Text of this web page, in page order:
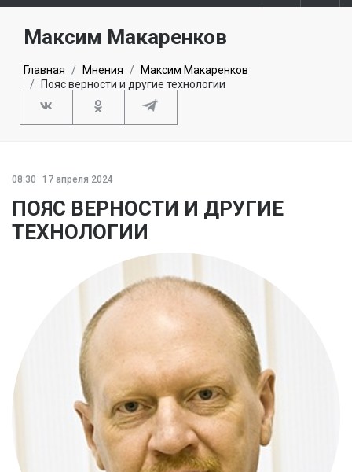
Максим Макаренков
Главная Мнения
Максим Макаренков
Пояс верности и другие технологии
08:30 17 апреля 2024
ПОЯС ВЕРНОСТИ И ДРУГИЕ
ТЕХНОЛОГИИ